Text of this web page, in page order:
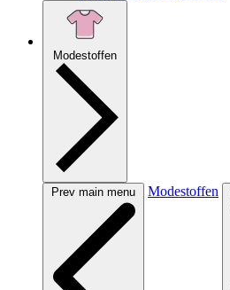
Modestoffen
Prev main menu Modestoffen